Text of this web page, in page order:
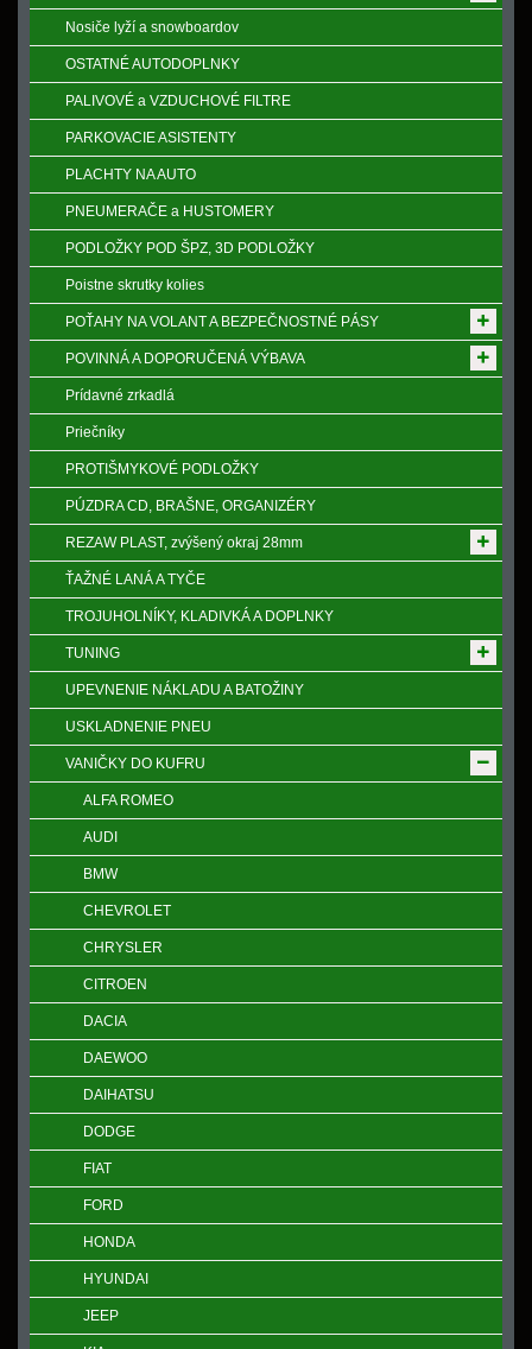
Nosiče lyží a snowboardov
OSTATNÉ AUTODOPLNKY
PALIVOVÉ a VZDUCHOVÉ FILTRE
PARKOVACIE ASISTENTY
PLACHTY NA AUTO
PNEUMERAČE a HUSTOMERY
PODLOŽKY POD ŠPZ, 3D PODLOŽKY
Poistne skrutky kolies
POŤAHY NA VOLANT A BEZPEČNOSTNÉ PÁSY
POVINNÁ A DOPORUČENÁ VÝBAVA
Prídavné zrkadlá
Priečníky
PROTIŠMYKOVÉ PODLOŽKY
PÚZDRA CD, BRAŠNE, ORGANIZÉRY
REZAW PLAST, zvýšený okraj 28mm
ŤAŽNÉ LANÁ A TYČE
TROJUHOLNÍKY, KLADIVKÁ A DOPLNKY
TUNING
UPEVNENIE NÁKLADU A BATOŽINY
USKLADNENIE PNEU
VANIČKY DO KUFRU
ALFA ROMEO
AUDI
BMW
CHEVROLET
CHRYSLER
CITROEN
DACIA
DAEWOO
DAIHATSU
DODGE
FIAT
FORD
HONDA
HYUNDAI
JEEP